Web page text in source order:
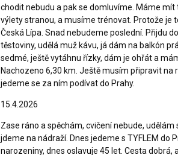
chodit nebudu a pak se domluvíme. Máme
výlety stranou, a musíme trénovat. Protože je
Česká Lípa. Snad nebudeme poslední. Přijdu
těstoviny, udělá muž kávu, já dám na balkón
sedmé, ještě vytáhnu řízky, dám je ohřát a
Nachozeno 6,30 km. Ještě musím připravit na
jedeme se za ním podívat do Prahy.
15.4.2026
Zase ráno a spěchám, cvičení nebude,
jdeme na nádraží. Dnes jedeme s TYFLEM do
narozeniny, dnes oslavuje 45 let. Cesta dobrá,